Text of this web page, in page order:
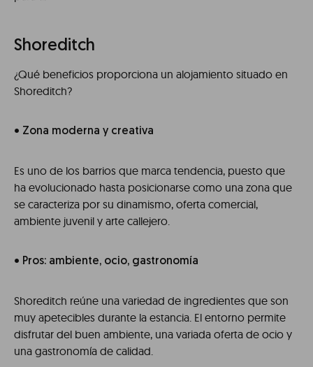
Shoreditch
¿Qué beneficios proporciona un alojamiento situado en
Shoreditch?
• Zona moderna y creativa
Es uno de los barrios que marca tendencia, puesto que
ha evolucionado hasta posicionarse como una zona que
se caracteriza por su dinamismo, oferta comercial,
ambiente juvenil y arte callejero.
• Pros: ambiente, ocio, gastronomía
Shoreditch reúne una variedad de ingredientes que son
muy apetecibles durante la estancia. El entorno permite
disfrutar del buen ambiente, una variada oferta de ocio y
una gastronomía de calidad.